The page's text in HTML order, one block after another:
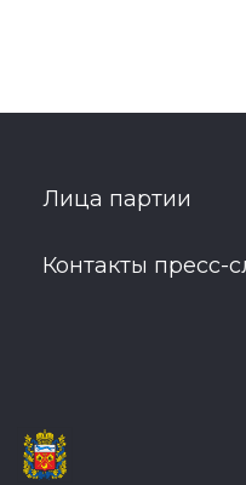
Лица партии
Контакты пресс-